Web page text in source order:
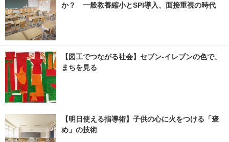
か？ 一般教養縮小とSPI導入、面接重視の時代
【図工でつながる社会】セブン‐イレブンの色で、
まちを見る
【明日使える指導術】子供の心に火をつける「褒
め」の技術